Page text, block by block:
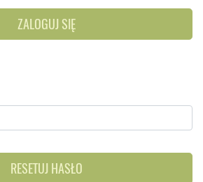
ZALOGUJ SIĘ
RESETUJ HASŁO